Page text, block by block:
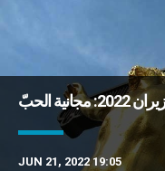
JUN 21, 2022 19:05